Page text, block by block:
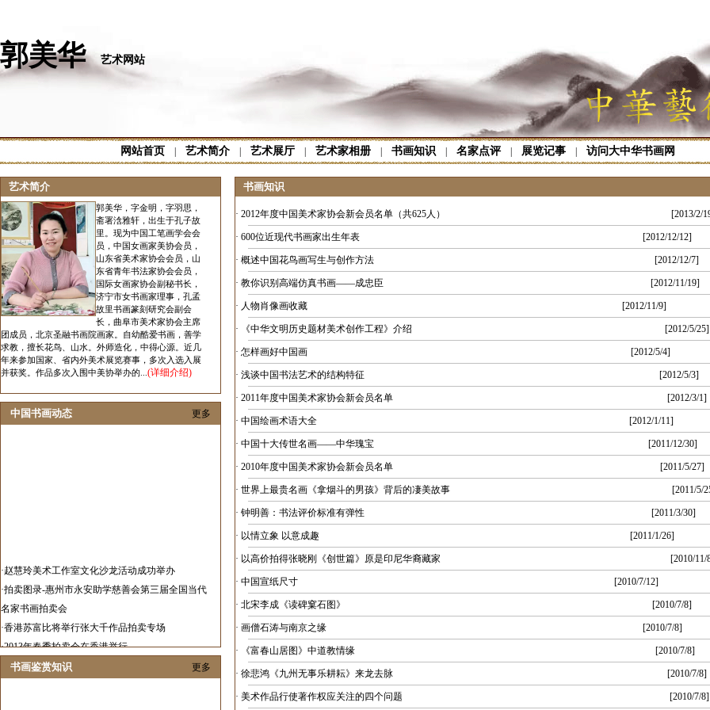
郭美华 艺术网站
网站首页 艺术简介 艺术展厅 艺术家相册 书画知识 名家点评| 展览记事 访问大中华书画网
艺术简介
郭美华，字金明，字羽思，
斋署浛雅轩，出生于孔子故
里。现为中国工笔画学会会
员，中国女画家美协会员，
山东省美术家协会会员，山
东省青年书法家协会会员，
国际女画家协会副秘书长，
济宁市女书画家理事，孔孟
故里书画篆刻研究会副会
长，曲阜市美术家协会主席
团成员，北京圣融书画院画家。自幼酷爱书画，善学
求教，擅长花鸟、山水。外师造化，中得心源。近几
年来参加国家、省内外美术展览赛事，多次入选入展
并获奖。作品多次入围中美协举办的... (详细介绍)
中国书画动态 更多
赵慧玲美术工作室文化沙龙活动成功举办
拍卖图录-惠州市永安助学慈善会第三届全国当代
名家书画拍卖会
香港苏富比将举行张大千作品拍卖专场
2013年春季拍卖会在香港举行
2012中国艺术发展报告隆重发布
·春华秋实当代画家邀请展在济南举行
书画鉴赏知识 更多
书画知识
· 2012年度中国美术家协会新会员名单（共625人） [2013/2/
· 600位近现代书画家出生年表 [2012/12/12]
· 概述中国花鸟画写生与创作方法 [2012/12/7]
· 教你识别高端仿真书画——成忠臣 [2012/11/19]
· 人物肖像画收藏 [2012/11/9]
· 《中华文明历史题材美术创作工程》介绍 [2012/5/25]
· 怎样画好中国画 [2012/5/4]
· 浅谈中国书法艺术的结构特征 [2012/5/3]
· 2011年度中国美术家协会新会员名单 [2012/3/1]
· 中国绘画术语大全 [2012/1/11]
· 中国十大传世名画——中华瑰宝 [2011/12/30]
· 2010年度中国美术家协会新会员名单 [2011/5/27]
· 世界上最贵名画《拿烟斗的男孩》背后的凄美故事 [2011/5/
· 钟明善：书法评价标准有弹性 [2011/3/30]
· 以情立象 以意成趣 [2011/1/26]
· 以高价拍得张晓刚《创世篇》原是印尼华裔藏家 [2010/11/
· 中国宣纸尺寸 [2010/7/12]
· 北宋李成《读碑窠石图》 [2010/7/8]
· 画僧石涛与南京之缘 [2010/7/8]
· 《富春山居图》中道教情缘 [2010/7/8]
· 徐悲鸿《九州无事乐耕耘》来龙去脉 [2010/7/8]
· 美术作品行使著作权应关注的四个问题 [2010/7/8]